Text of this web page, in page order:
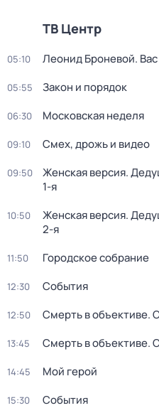
ТВ Центр
05:10 Леонид Броневой.
05:55 Закон и порядок
06:30 Московская неделя
09:10 Смех, дрожь и видео
09:50 Женская версия.
1-я
10:50 Женская версия.
2-я
11:50 Городское собрание
12:30 События
12:50 Смерть в объективе.
13:45 Смерть в объективе.
14:45 Мой герой
15:30 События